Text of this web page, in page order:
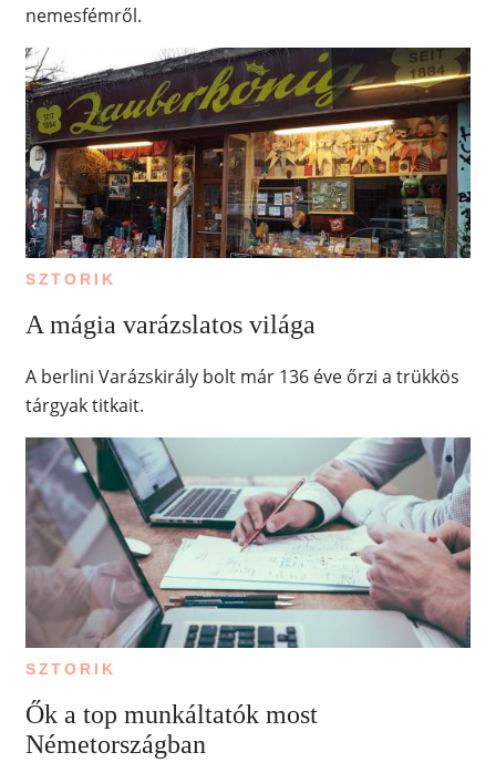
nemesfémről.
SZTORIK
A mágia varázslatos világa
A berlini Varázskirály bolt már 136 éve őrzi a trükkös
tárgyak titkait.
SZTORIK
Ők a top munkáltatók most
Németországban